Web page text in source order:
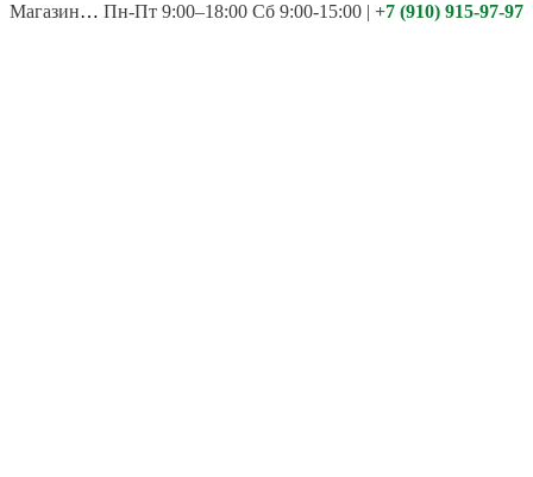
Магазины: Калуга ул. Московская д.113
Пн-Пт 9:00–18:00 Сб 9:00-15:00 | +7 (910) 915-97-97